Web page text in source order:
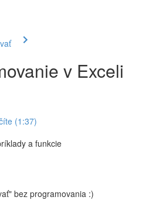
v Exceli
(1:37)
a funkcie
bez programovania :)